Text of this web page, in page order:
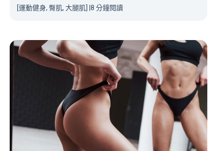
練腿菜單這樣排！5個腿部訓
練動作預防受傷、提升運動
[運動健身, 臀肌, 大腿肌] 8 分鐘閱讀